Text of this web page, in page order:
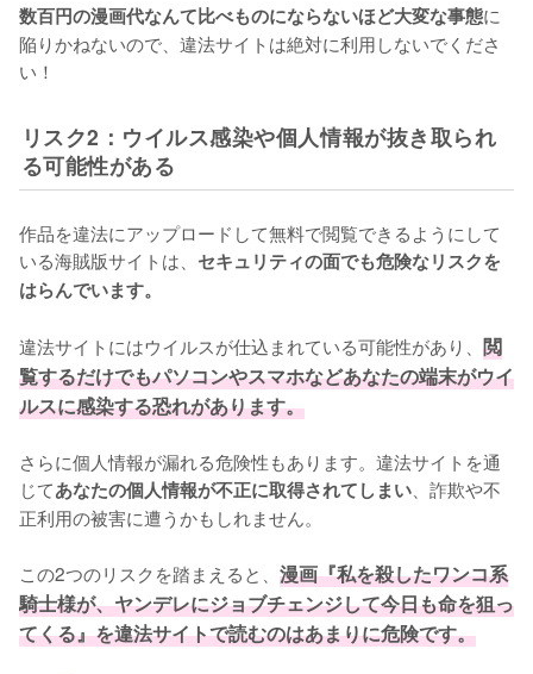
数百円の漫画代なんて比べものにならないほど大変な事態に
陥りかねないので、違法サイトは絶対に利用しないでくださ
い！
リスク2：ウイルス感染や個人情報が抜き取られ
る可能性がある
作品を違法にアップロードして無料で閲覧できるようにして
いる海賊版サイトは、 セキュリティの面でも危険なリスクを
はらんでいます。
違法サイトにはウイルスが仕込まれている可能性があり、 閲
覧するだけでもパソコンやスマホなどあなたの端末がウイ
ルスに感染する恐れがあります。
さらに個人情報が漏れる危険性もあります。違法サイトを通
じてあなたの個人情報が不正に取得されてしまい 、詐欺や不
正利用の被害に遭うかもしれません。
この2つのリスクを踏まえると、 漫画『私を殺したワンコ系
騎士様が、ヤンデレにジョブチェンジして今日も命を狙っ
てくる』を違法サイトで読むのはあまりに危険です。